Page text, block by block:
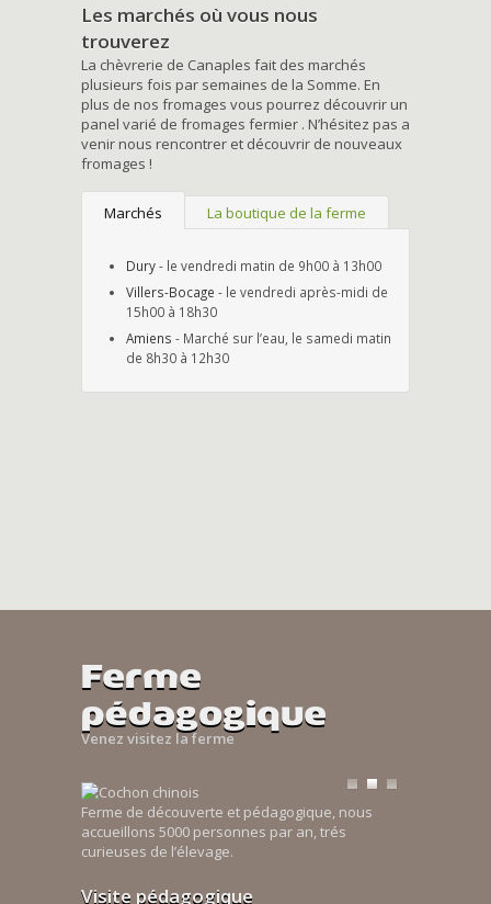
Les marchés où vous nous
trouverez
La chèvrerie de Canaples fait des marchés
plusieurs fois par semaines de la Somme. En
plus de nos fromages vous pourrez découvrir un
panel varié de fromages fermier . N’hésitez pas a
venir nous rencontrer et découvrir de nouveaux
fromages !
Marchés La boutique de la ferme
Dury- le vendredi matin de 9h00 à 13h00
Villers-Bocage - le vendredi après-midi de
15h00 à 18h30
Amiens - Marché sur l’eau, le samedi matin
de 8h30 à 12h30
Ferme
pédagogique
Venez visitez la ferme
Ferme de découverte et pédagogique, nous
accueillons 5000 personnes par an, trés
curieuses de l’élevage.
Visite pédagogique